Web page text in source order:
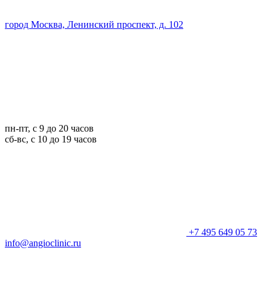
город Москва, Ленинский проспект, д. 102
пн-пт, с 9 до 20 часов
сб-вс, с 10 до 19 часов
+7 495 649 05 73
info@angioclinic.ru